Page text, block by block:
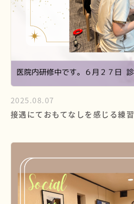
2025.08.07
接遇にておもてなしを感じる練習